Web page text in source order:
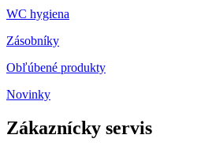
WC hygiena
Zásobníky
Obľúbené produkty
Novinky
Zákaznícky servis